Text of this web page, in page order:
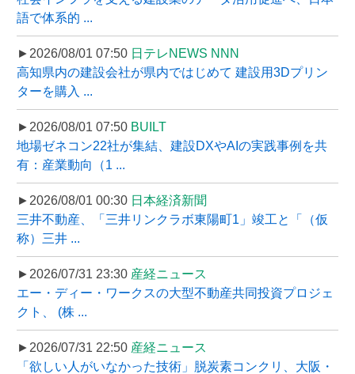
語で体系的 ...
►2026/08/01 07:50 日テレNEWS NNN
高知県内の建設会社が県内ではじめて 建設用3Dプリン
ターを購入 ...
►2026/08/01 07:50 BUILT
地場ゼネコン22社が集結、建設DXやAIの実践事例を共
有：産業動向（1 ...
►2026/08/01 00:30 日本経済新聞
三井不動産、「三井リンクラボ東陽町1」竣工と「（仮
称）三井 ...
►2026/07/31 23:30 産経ニュース
エー・ディー・ワークスの大型不動産共同投資プロジェ
クト、 (株 ...
►2026/07/31 22:50 産経ニュース
「欲しい人がいなかった技術」脱炭素コンクリ、大阪・